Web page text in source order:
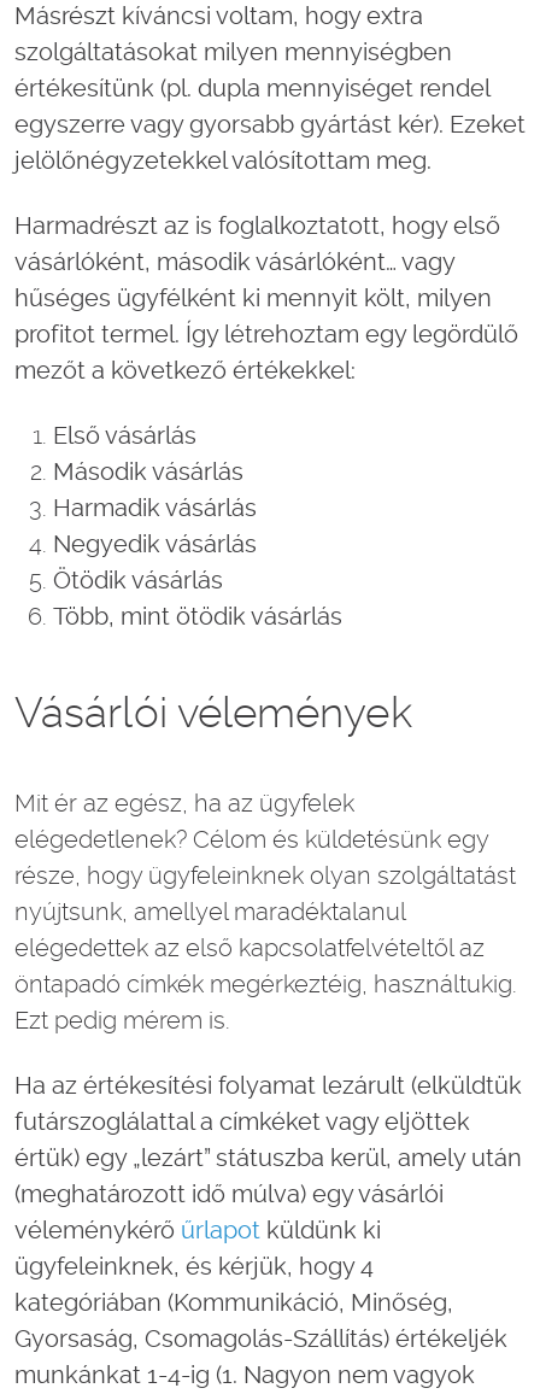
Másrészt kíváncsi voltam, hogy extra
szolgáltatásokat milyen mennyiségben
értékesítünk (pl. dupla mennyiséget rendel
egyszerre vagy gyorsabb gyártást kér). Ezeket
jelölőnégyzetekkel valósítottam meg.
Harmadrészt az is foglalkoztatott, hogy első
vásárlóként, második vásárlóként… vagy
hűséges ügyfélként ki mennyit költ, milyen
profitot termel. Így létrehoztam egy legördülő
mezőt a következő értékekkel:
Első vásárlás
Második vásárlás
Harmadik vásárlás
Negyedik vásárlás
Ötödik vásárlás
Több, mint ötödik vásárlás
Vásárlói vélemények
Mit ér az egész, ha az ügyfelek
elégedetlenek? Célom és küldetésünk egy
része, hogy ügyfeleinknek olyan szolgáltatást
nyújtsunk, amellyel maradéktalanul
elégedettek az első kapcsolatfelvételtől az
öntapadó címkék megérkeztéig, használtukig.
Ezt pedig mérem is.
Ha az értékesítési folyamat lezárult (elküldtük
futárszoglálattal a címkéket vagy eljöttek
értük) egy „lezárt” státuszba kerül, amely után
(meghatározott idő múlva) egy vásárlói
véleménykérő űrlapot küldünk ki
ügyfeleinknek, és kérjük, hogy 4
kategóriában (Kommunikáció, Minőség,
Gyorsaság, Csomagolás-Szállítás) értékeljék
munkánkat 1-4-ig (1. Nagyon nem vagyok